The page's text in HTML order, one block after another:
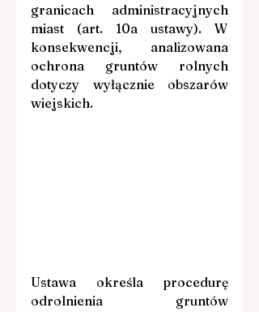
granicach administracyjnych
miast (art. 10a ustawy). W
konsekwencji, analizowana
ochrona gruntów rolnych
dotyczy wyłącznie obszarów
wiejskich.
Ustawa określa procedurę
odrolnienia gruntów